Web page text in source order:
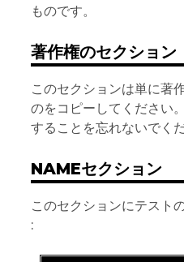
ものです。
著作権のセクション
このセクションは単に著
のをコピーしてください
することを忘れないでくだ
NAMEセクション
このセクションにテスト
: